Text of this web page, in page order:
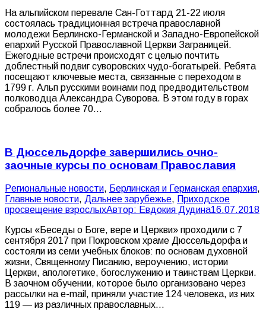
На альпийском перевале Сан-Готтард 21-22 июля
состоялась традиционная встреча православной
молодежи Берлинско-Германской и Западно-Европейской
епархий Русской Православной Церкви Заграницей.
Ежегодные встречи происходят с целью почтить
доблестный подвиг суворовских чудо-богатырей. Ребята
посещают ключевые места, связанные с переходом в
1799 г. Альп русскими воинами под предводительством
полководца Александра Суворова. В этом году в горах
собралось более 70…
В Дюссельдорфе завершились очно-
заочные курсы по основам Православия
Pегиональные новости, Берлинская и Германская епархия,
Главные новости, Дальнее зарубежье, Приходское
просвещение взрослыхАвтор: Евдокия Дудина16.07.2018
Курсы «Беседы о Боге, вере и Церкви» проходили с 7
сентября 2017 при Покровском храме Дюссельдорфа и
состояли из семи учебных блоков: по основам духовной
жизни, Священному Писанию, вероучению, истории
Церкви, апологетике, богослужению и таинствам Церкви.
В заочном обучении, которое было организовано через
рассылки на е-mail, приняли участие 124 человека, из них
119 — из различных православных…